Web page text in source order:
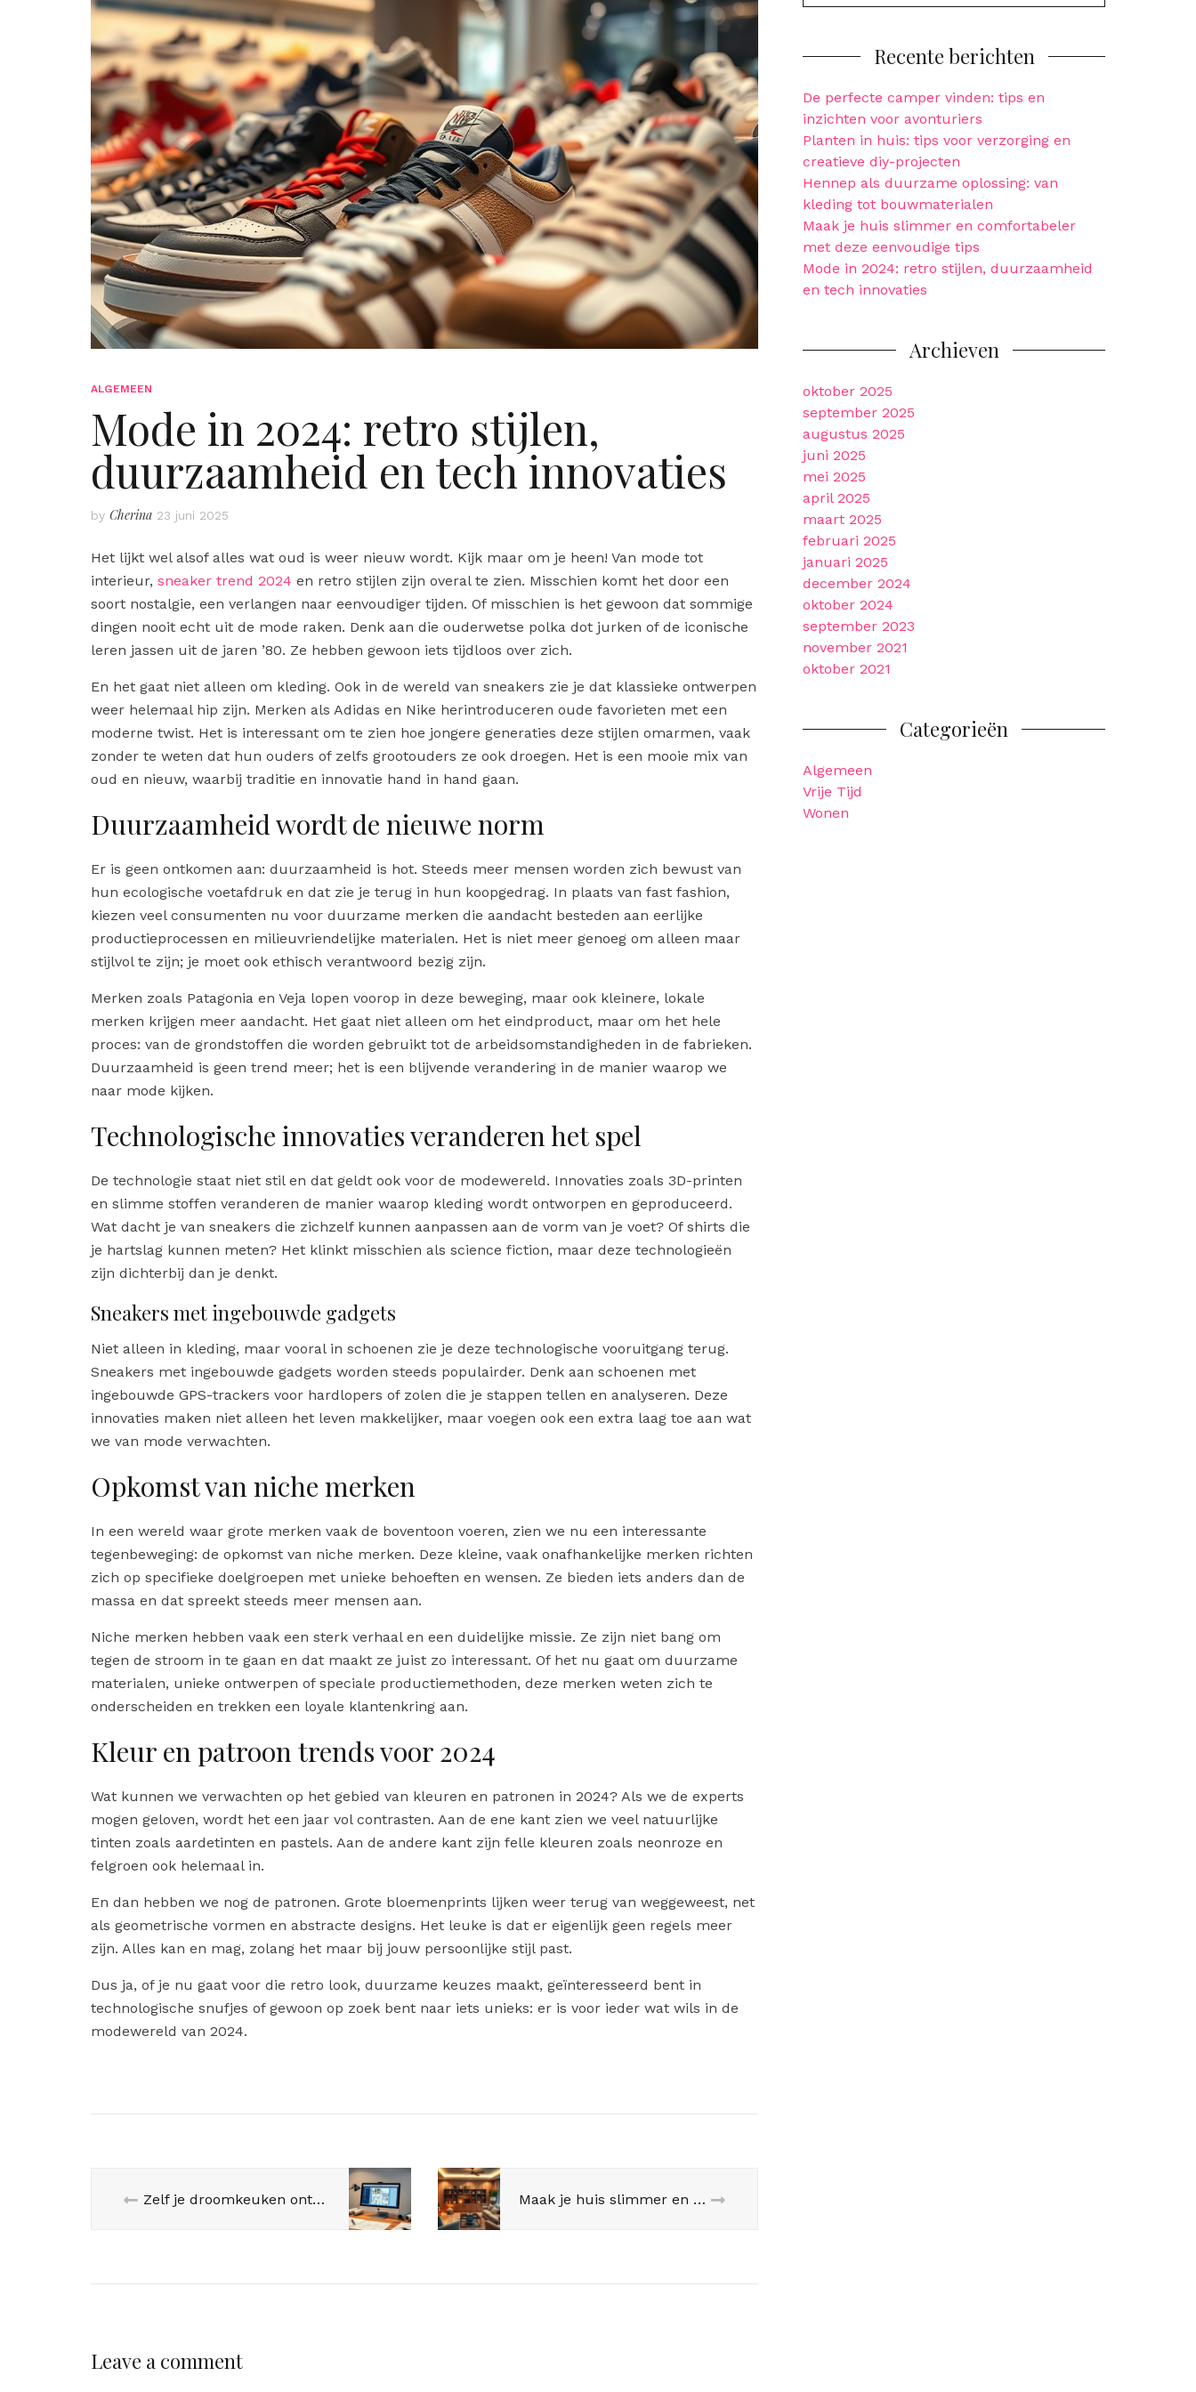
ALGEMEEN
Mode in 2024: retro stijlen,
duurzaamheid en tech innovaties
by Cherina 23 juni 2025
Het lijkt wel alsof alles wat oud is weer nieuw wordt. Kijk maar om je heen! Van mode tot
interieur, sneaker trend 2024 en retro stijlen zijn overal te zien. Misschien komt het door een
soort nostalgie, een verlangen naar eenvoudiger tijden. Of misschien is het gewoon dat sommige
dingen nooit echt uit de mode raken. Denk aan die ouderwetse polka dot jurken of de iconische
leren jassen uit de jaren ’80. Ze hebben gewoon iets tijdloos over zich.
En het gaat niet alleen om kleding. Ook in de wereld van sneakers zie je dat klassieke ontwerpen
weer helemaal hip zijn. Merken als Adidas en Nike herintroduceren oude favorieten met een
moderne twist. Het is interessant om te zien hoe jongere generaties deze stijlen omarmen, vaak
zonder te weten dat hun ouders of zelfs grootouders ze ook droegen. Het is een mooie mix van
oud en nieuw, waarbij traditie en innovatie hand in hand gaan.
Duurzaamheid wordt de nieuwe norm
Er is geen ontkomen aan: duurzaamheid is hot. Steeds meer mensen worden zich bewust van
hun ecologische voetafdruk en dat zie je terug in hun koopgedrag. In plaats van fast fashion,
kiezen veel consumenten nu voor duurzame merken die aandacht besteden aan eerlijke
productieprocessen en milieuvriendelijke materialen. Het is niet meer genoeg om alleen maar
stijlvol te zijn; je moet ook ethisch verantwoord bezig zijn.
Merken zoals Patagonia en Veja lopen voorop in deze beweging, maar ook kleinere, lokale
merken krijgen meer aandacht. Het gaat niet alleen om het eindproduct, maar om het hele
proces: van de grondstoffen die worden gebruikt tot de arbeidsomstandigheden in de fabrieken.
Duurzaamheid is geen trend meer; het is een blijvende verandering in de manier waarop we
naar mode kijken.
Technologische innovaties veranderen het spel
De technologie staat niet stil en dat geldt ook voor de modewereld. Innovaties zoals 3D-printen
en slimme stoffen veranderen de manier waarop kleding wordt ontworpen en geproduceerd.
Wat dacht je van sneakers die zichzelf kunnen aanpassen aan de vorm van je voet? Of shirts die
je hartslag kunnen meten? Het klinkt misschien als science fiction, maar deze technologieën
zijn dichterbij dan je denkt.
Sneakers met ingebouwde gadgets
Niet alleen in kleding, maar vooral in schoenen zie je deze technologische vooruitgang terug.
Sneakers met ingebouwde gadgets worden steeds populairder. Denk aan schoenen met
ingebouwde GPS-trackers voor hardlopers of zolen die je stappen tellen en analyseren. Deze
innovaties maken niet alleen het leven makkelijker, maar voegen ook een extra laag toe aan wat
we van mode verwachten.
Opkomst van niche merken
In een wereld waar grote merken vaak de boventoon voeren, zien we nu een interessante
tegenbeweging: de opkomst van niche merken. Deze kleine, vaak onafhankelijke merken richten
zich op specifieke doelgroepen met unieke behoeften en wensen. Ze bieden iets anders dan de
massa en dat spreekt steeds meer mensen aan.
Niche merken hebben vaak een sterk verhaal en een duidelijke missie. Ze zijn niet bang om
tegen de stroom in te gaan en dat maakt ze juist zo interessant. Of het nu gaat om duurzame
materialen, unieke ontwerpen of speciale productiemethoden, deze merken weten zich te
onderscheiden en trekken een loyale klantenkring aan.
Kleur en patroon trends voor 2024
Wat kunnen we verwachten op het gebied van kleuren en patronen in 2024? Als we de experts
mogen geloven, wordt het een jaar vol contrasten. Aan de ene kant zien we veel natuurlijke
tinten zoals aardetinten en pastels. Aan de andere kant zijn felle kleuren zoals neonroze en
felgroen ook helemaal in.
En dan hebben we nog de patronen. Grote bloemenprints lijken weer terug van weggeweest, net
als geometrische vormen en abstracte designs. Het leuke is dat er eigenlijk geen regels meer
zijn. Alles kan en mag, zolang het maar bij jouw persoonlijke stijl past.
Dus ja, of je nu gaat voor die retro look, duurzame keuzes maakt, geïnteresseerd bent in
technologische snufjes of gewoon op zoek bent naar iets unieks: er is voor ieder wat wils in de
modewereld van 2024.
Zelf je droomkeuken ontwerpen: praktische tips en inspiratie Maak je huis slimmer en comfortabeler met deze eenvoudige tips
Leave a comment
for:
Recente berichten
De perfecte camper vinden: tips en
inzichten voor avonturiers
Planten in huis: tips voor verzorging en
creatieve diy-projecten
Hennep als duurzame oplossing: van
kleding tot bouwmaterialen
Maak je huis slimmer en comfortabeler
met deze eenvoudige tips
Mode in 2024: retro stijlen, duurzaamheid
en tech innovaties
Archieven
oktober 2025
september 2025
augustus 2025
juni 2025
mei 2025
april 2025
maart 2025
februari 2025
januari 2025
december 2024
oktober 2024
september 2023
november 2021
oktober 2021
Categorieën
Algemeen
Vrije Tijd
Wonen